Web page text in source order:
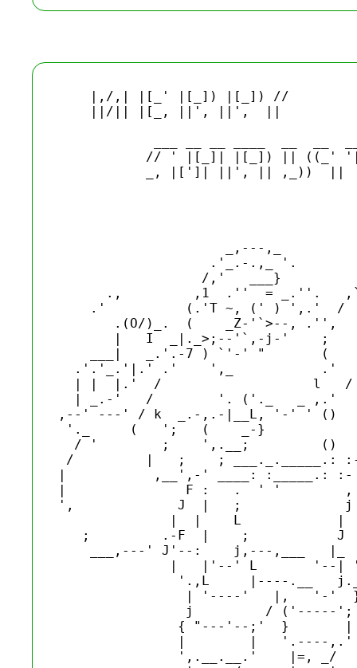
    |,/,| |[_' |[_]) |[_]) //
    ||/|| |[_, ||', ||',  ||
// ' |[_]| |[_]) || ((_'
_, |[']| ||', || ,_))  ||
_,---,_
.'_.-.,_ '.
/,'   ___}
.,         ,1  .''  = _.''.
.'          (.'T ~, (' ) ',.'  /
.(O/)_.  (    _Z-'`>--, .'',
|   I  _|._>;--'`,-j-'    ;
___|   _.'.-7 ) `'-' "       (
.'.'_.'|.' .'    ',_           .'
  | |  |.'  /                   l   /
| _.-'   /        '. ('._   _ ,.'
,--' ---' / k  _.-,.-|__L, '-' ' ()
'._     (   ';   (    _-}
/ '        ;    ',.__;         ()
/         |   ;    ; ___._._____.:
|           ,__',-' ____: :_____.: :-
|               F :   .  ' '        ,
',             J  |   ;             j
|  |    L            |
;         .-F  |    ;           J
___,---' J'--:    j,---,___   |_
|   |'--' L       '--|
'.,L     |----.__
| '----'   |,   '-'
                j         / ('-----';
               { "---'--;'  }       |
               |        |   '.----,.'
               ',.__.__.'    |=, _/